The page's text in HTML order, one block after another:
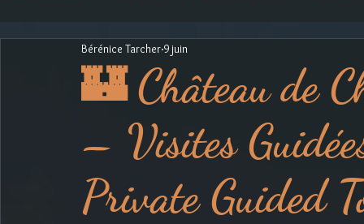
🏰 Château de
– Visites
Private Guided
Bérénice Tarcher 9 juin